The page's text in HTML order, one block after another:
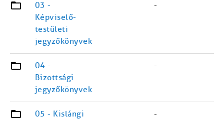
03 -
Képviselő-
testületi
jegyzőkönyvek
-
04 -
Bizottsági
jegyzőkönyvek
-
05 - Kislángi
-